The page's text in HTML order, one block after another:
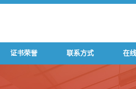
证书荣誉 联系方式 在